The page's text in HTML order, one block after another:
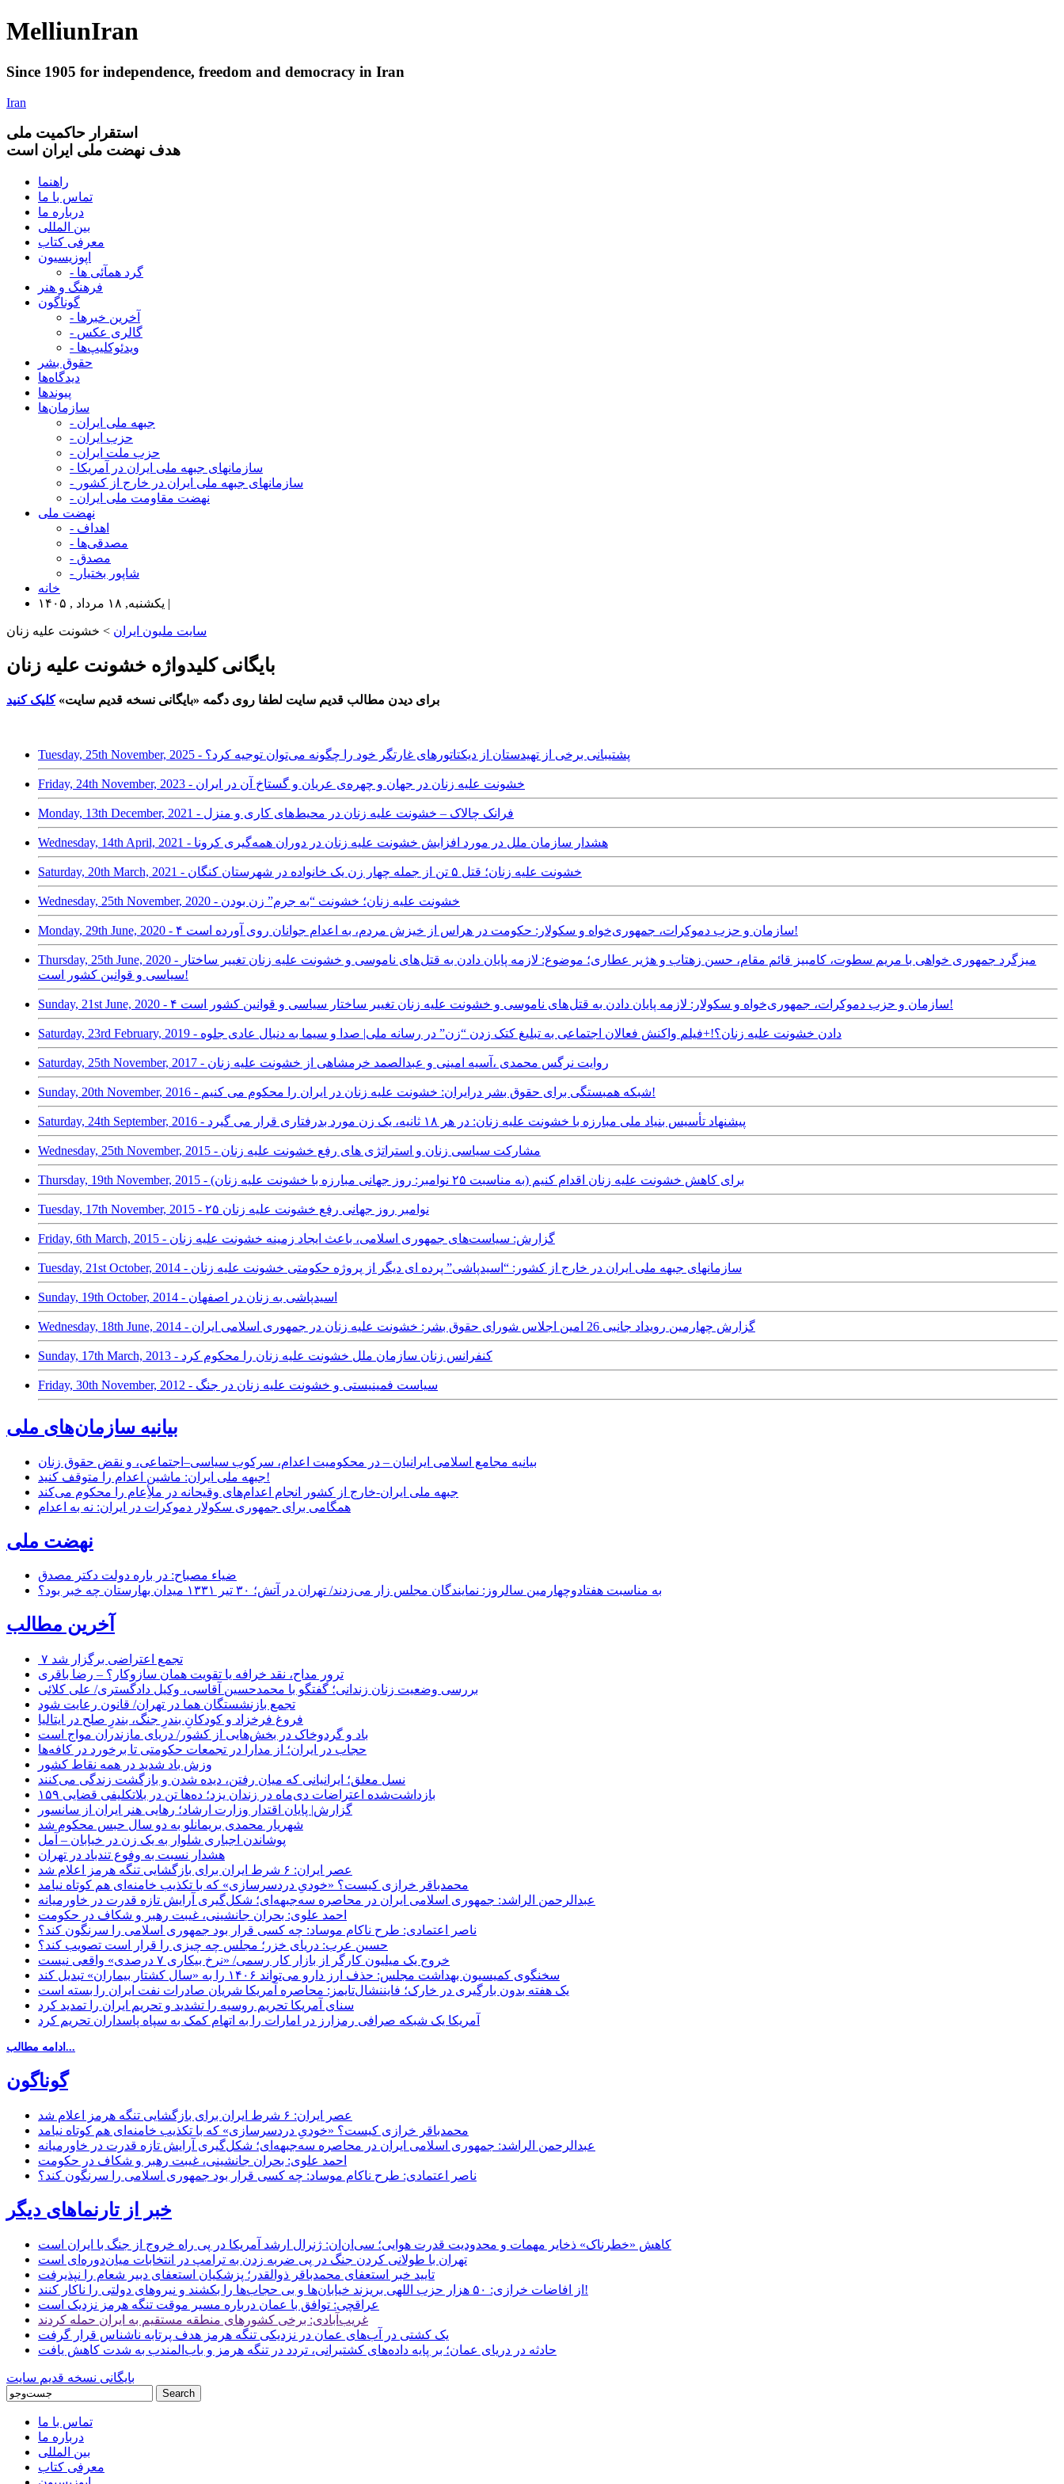
MelliunIran
Since 1905 for independence, freedom and democracy in Iran
Iran
استقرار حاکميت ملی
هدف نهضت ملی ایران است
راهنما
تماس با ما
درباره ما
بین المللی
معرفی کتاب
اپوزیسیون
- گرد همآئی ها
فرهنگ و هنر
گوناگون
- آخرین خبرها
- گالری عکس
- ویدئوکلیپ‌ها
حقوق بشر
دیدگاه‌ها
پیوندها
سازمان‌ها
- جبهه ملی ایران
- حزب ایران
- حزب ملت ایران
- سازمانهای جبهه ملی ایران در آمریکا
- سازمانهای جبهه ملی ایران در خارج از کشور
- نهضت مقاومت ملی ایران
نهضت ملی
- اهداف
- مصدقی‌ها
- مصدق
- شاپور بختیار
خانه
یکشنبه, ۱۸ مرداد , ۱۴۰۵ |
سایت ملیون ایران > خشونت علیه زنان
بایگانی کلیدواژه خشونت علیه زنان
برای دیدن مطالب قدیم سایت لطفا روی دگمه «بایگانی نسخه قدیم سایت»کلیک کنید
Tuesday, 25th November, 2025 - پشتیبانی برخی از تهیدستان از دیکتاتورهای غارتگر خود را چگونه می‌توان توجیه کرد؟
Friday, 24th November, 2023 - خشونت علیه زنان در جهان و چهره‌‌ی عریان و گستاخ آن در ایران
Monday, 13th December, 2021 - فرانک چالاک – خشونت علیه زنان در محیط‌های کاری و منزل
Wednesday, 14th April, 2021 - هشدار سازمان ملل در مورد افزایش خشونت علیه زنان در دوران همه‌گیری کرونا
Saturday, 20th March, 2021 - خشونت علیه زنان؛ قتل ۵ تن از جمله چهار زن یک خانواده در شهرستان کنگان
Wednesday, 25th November, 2020 - خشونت علیه زنان؛ خشونت “به جرم” زن بودن
Monday, 29th June, 2020 - ۴ سازمان و حزب دموکرات، جمهوری‌خواه و سکولار: حکومت در هراس از خیزش مردم، به اعدام جوانان روی آورده است!
Thursday, 25th June, 2020 - میزگرد جمهوری خواهی با مریم سطوت، کامبیز قائم مقام، حسن زهتاب و هژیر عطاری؛ موضوع: لازمه پایان دادن به قتل های ناموسی و خشونت علیه زنان تغییر ساختار
سیاسی و قوانین کشور است!
Sunday, 21st June, 2020 - ۴ سازمان و حزب دموکرات، جمهوری‌خواه و سکولار: لازمه پایان دادن به قتل های ناموسی و خشونت علیه زنان تغییر ساختار سیاسی و قوانین کشور است!
Saturday, 23rd February, 2019 - واکنش‌‌ فعالان اجتماعی به‌ تبلیغ کتک‌ زدن “زن” در رسانه‌ ملی| صدا‌ و‌ سیما به‌ دنبال عادی‌ جلوه ‎دادن خشونت علیه زنان؟!+فیلم
Saturday, 25th November, 2017 - روایت نرگس محمدی ،آسیه امینی و عبدالصمد خرمشاهی از خشونت علیه زنان
Sunday, 20th November, 2016 - شبکه همبستگی برای حقوق بشر درایران: خشونت علیه زنان در ایران را محکوم مى کنیم!
Saturday, 24th September, 2016 - پیشنهاد تأسیس بنیاد ملی مبارزه با خشونت علیه زنان: در هر ۱۸ ثانیه، یک زن مورد بدرفتاری قرار می گیرد
Wednesday, 25th November, 2015 - مشارکت سیاسی زنان و استراتژی های رفع خشونت علیه زنان
Thursday, 19th November, 2015 - برای کاهش خشونت علیه زنان اقدام کنیم (به مناسبت ۲۵ نوامبر: روز جهانی مبارزه با خشونت علیه زنان)
Tuesday, 17th November, 2015 - ۲۵ نوامبر روز جهانی رفع خشونت علیه زنان
Friday, 6th March, 2015 - گزارش: سیاست‌های جمهوری اسلامی، باعث ایجاد زمینه خشونت علیه زنان
Tuesday, 21st October, 2014 - سازمانهای جبهه ملی ایران در خارج از کشور: “اسیدپاشی” پرده ای دیگر از پروژه حکومتی خشونت علیه زنان
Sunday, 19th October, 2014 - اسیدپاشی به زنان در اصفهان
Wednesday, 18th June, 2014 - گزارش چهارمین رویداد جانبی 26 امین اجلاس شورای حقوق بشر: خشونت علیه زنان در جمهوری اسلامی ایران
Sunday, 17th March, 2013 - کنفرانس زنان سازمان ملل خشونت علیه زنان را محکوم کرد
Friday, 30th November, 2012 - سیاست فمینیستی و خشونت علیه زنان در جنگ
بیانیه سازمان‌های ملی
بیانیه مجامع اسلامی ایرانیان – در محکومیت اعدام، سرکوب سیاسی–اجتماعی، و نقض حقوق زنان
جبهه ملی ایران: ماشین اعدام را متوقف کنید!
جبهه ملی ایران-خارج از کشور انجام اعدام‌های وقیحانه در ملأِعام را محکوم می‌کند
همگامی برای جمهوری سکولار دموکرات در ایران: نه به اعدام
نهضت ملی
ضیاء مصباح: در باره دولت دکتر مصدق
به مناسبت هفتادوچهارمین سالروز: نمایندگان مجلس زار می‌زدند/ تهران در آتش؛ ۳۰ تیر ۱۳۳۱ میدان بهارستان چه خبر بود؟
آخرین مطالب
۷ تجمع اعتراضی برگزار شد
ترور مداح، نقد خرافه یا تقویت همان سازوکار؟ – رضا باقری
بررسی وضعیت زنان زندانی؛ گفتگو با محمدحسین آقاسی، وکیل دادگستری/ علی کلائی
تجمع بازنشستگان هما در تهران/ قانون رعایت شود
فروغ فرخزاد و کودکانِ بندرِ جنگ، بندرِ صلح در ایتالیا
باد و گردوخاک در بخش‌هایی از کشور/ دریای مازندران مواج است
حجاب در ایران؛ از مدارا در تجمعات حکومتی تا برخورد در کافه‌ها
وزش باد شدید در همه نقاط کشور
نسل معلق؛ ایرانیانی که میان رفتن، دیده شدن و بازگشت زندگی می‌کنند
۱۵۹ بازداشت‌شده اعتراضات دی‌ماه در زندان یزد؛ ده‌ها تن در بلاتکلیفی قضایی
گزارش| پایان اقتدار وزارت ارشاد؛ رهایی هنر ایران از سانسور
شهریار محمدی بریمانلو به دو سال حبس محکوم شد
پوشاندن اجباری شلوار به یک زن در خیابان – آمل
هشدار نسبت به وفوع تندباد در تهران
عصر ایران: ۶ شرط ایران برای بازگشایی تنگه هرمز اعلام شد
محمدباقر خرازی کیست؟ «خودیِ دردسرسازی» که با تکذیب خامنه‌ای هم کوتاه نیامد
عبدالرحمن الراشد: جمهوری اسلامی ایران در محاصره سه‌جبهه‌ای؛ شکل‌گیری آرایش تازه قدرت در خاورمیانه
احمد علوی: بحران جانشینی، غیبت رهبر و شکاف در حکومت
ناصر اعتمادی: طرح ناکام موساد: چه کسی قرار بود جمهوری اسلامی را سرنگون کند؟
حسین عرب: دریای خزر؛ مجلس چه چیزی را قرار است تصویب کند؟
خروج یک میلیون کارگر از بازار کار رسمی/ «نرخ بیکاری ۷ درصدی» واقعی نیست
سخنگوی کمیسیون بهداشت مجلس: حذف ارز دارو می‌تواند ۱۴۰۶ را به «سال کشتار بیماران» تبدیل کند
یک هفته بدون بارگیری در خارک؛ فایننشال‌تایمز: محاصره آمریکا شریان صادرات نفت ایران را بسته است
سنای آمریکا تحریم روسیه را تشدید و تحریم ایران را تمدید کرد
آمریکا یک شبکه صرافی رمزارز در امارات را به اتهام کمک به سپاه پاسداران تحریم کرد
ادامه مطالب...
گوناگون
عصر ایران: ۶ شرط ایران برای بازگشایی تنگه هرمز اعلام شد
محمدباقر خرازی کیست؟ «خودیِ دردسرسازی» که با تکذیب خامنه‌ای هم کوتاه نیامد
عبدالرحمن الراشد: جمهوری اسلامی ایران در محاصره سه‌جبهه‌ای؛ شکل‌گیری آرایش تازه قدرت در خاورمیانه
احمد علوی: بحران جانشینی، غیبت رهبر و شکاف در حکومت
ناصر اعتمادی: طرح ناکام موساد: چه کسی قرار بود جمهوری اسلامی را سرنگون کند؟
خبر از تارنماهای دیگر
کاهش «خطرناک» ذخایر مهمات و محدودیت قدرت هوایی؛ سی‌ان‌ان: ژنرال ارشد آمریکا در پی راه خروج از جنگ با ایران است
تهران با طولانی کردن جنگ در پی ضربه زدن به ترامپ در انتخابات میان‌دوره‌ای است
تایید خبر استعفای محمدباقر ذوالقدر؛ پزشکیان استعفای دبیر شعام را نپذیرفت
از افاضات خرازی: ۵۰ هزار حزب اللهی بریزند خیابان‌ها و بی حجاب‌ها را بکشند و نیرو‌های دولتی را ناکار کنند!
عراقچی: توافق با عمان درباره مسیر موقت تنگه هرمز نزدیک است
غریب‌آبادی: برخی کشورهای منطقه مستقیم به ایران حمله کردند
یک کشتی در آب‌های عمان در نزدیکی تنگه هرمز هدف پرتابه ناشناس قرار گرفت
حادثه در دریای عمان؛ بر پایه داده‌های کشتیرانی، تردد در تنگه هرمز و باب‌المندب به شدت کاهش یافت
بایگانی نسخه قدیم سایت
تماس با ما
درباره ما
بین المللی
معرفی کتاب